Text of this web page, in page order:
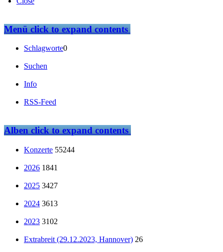
Menüclick to expand contents
Schlagworte0
Suchen
Info
RSS-Feed
Albenclick to expand contents
Konzerte 55244
2026 1841
2025 3427
2024 3613
2023 3102
Extrabreit (29.12.2023, Hannover) 26